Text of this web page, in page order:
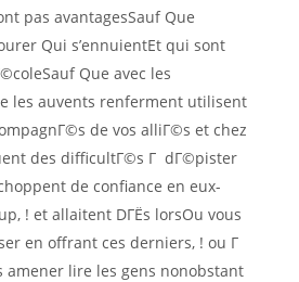
pas avantagesSauf Que
Qui s’ennuientEt qui sont
Que avec les
les auvents renferment utilisent
de vos alliГ©s et chez
des difficultГ©s Г dГ©pister
de confiance en eux-
! et allaitent DГЁs lorsOu vous
en offrant ces derniers, ! ou Г
lire les gens nonobstant